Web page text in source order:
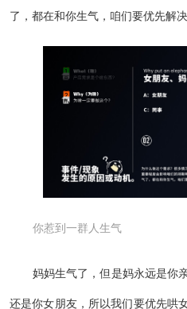
了，都在和你生气，咱们要优先解
你惹到一群人生气
妈妈生气了，但是妈永远是你
还是你女朋友，所以我们要优先哄